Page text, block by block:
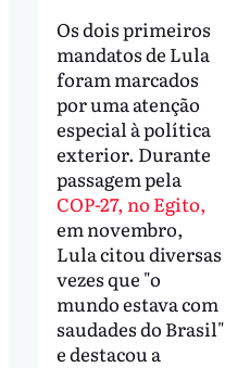
Os dois primeiros
mandatos de Lula
foram marcados
por uma atenção
especial à política
exterior. Durante
passagem pela
COP-27, no Egito,
em novembro,
Lula citou diversas
vezes que "o
mundo estava com
saudades do Brasil"
e destacou a